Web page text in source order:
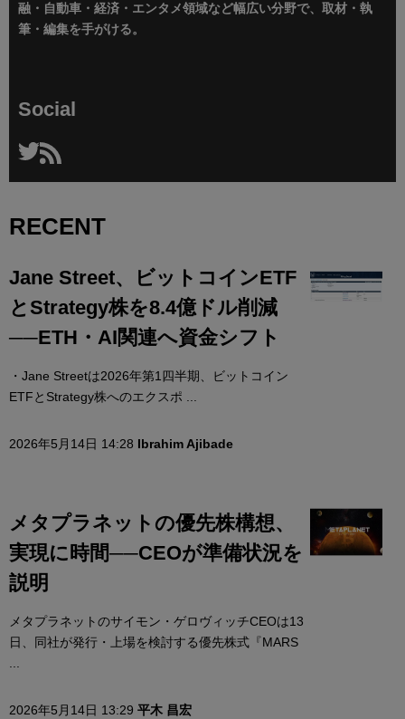
融・自動車・経済・エンタメ領域など幅広い分野で、取材・執
筆・編集を手がける。
Social
RECENT
Jane Street、ビットコインETF
とStrategy株を8.4億ドル削減
──ETH・AI関連へ資金シフト
・Jane Streetは2026年第1四半期、ビットコイン
ETFとStrategy株へのエクスポ ...
2026年5月14日 14:28 Ibrahim Ajibade
メタプラネットの優先株構想、
実現に時間──CEOが準備状況を
説明
メタプラネットのサイモン・ゲロヴィッチCEOは13
日、同社が発行・上場を検討する優先株式『MARS
2026年5月14日 13:29 平木 昌宏